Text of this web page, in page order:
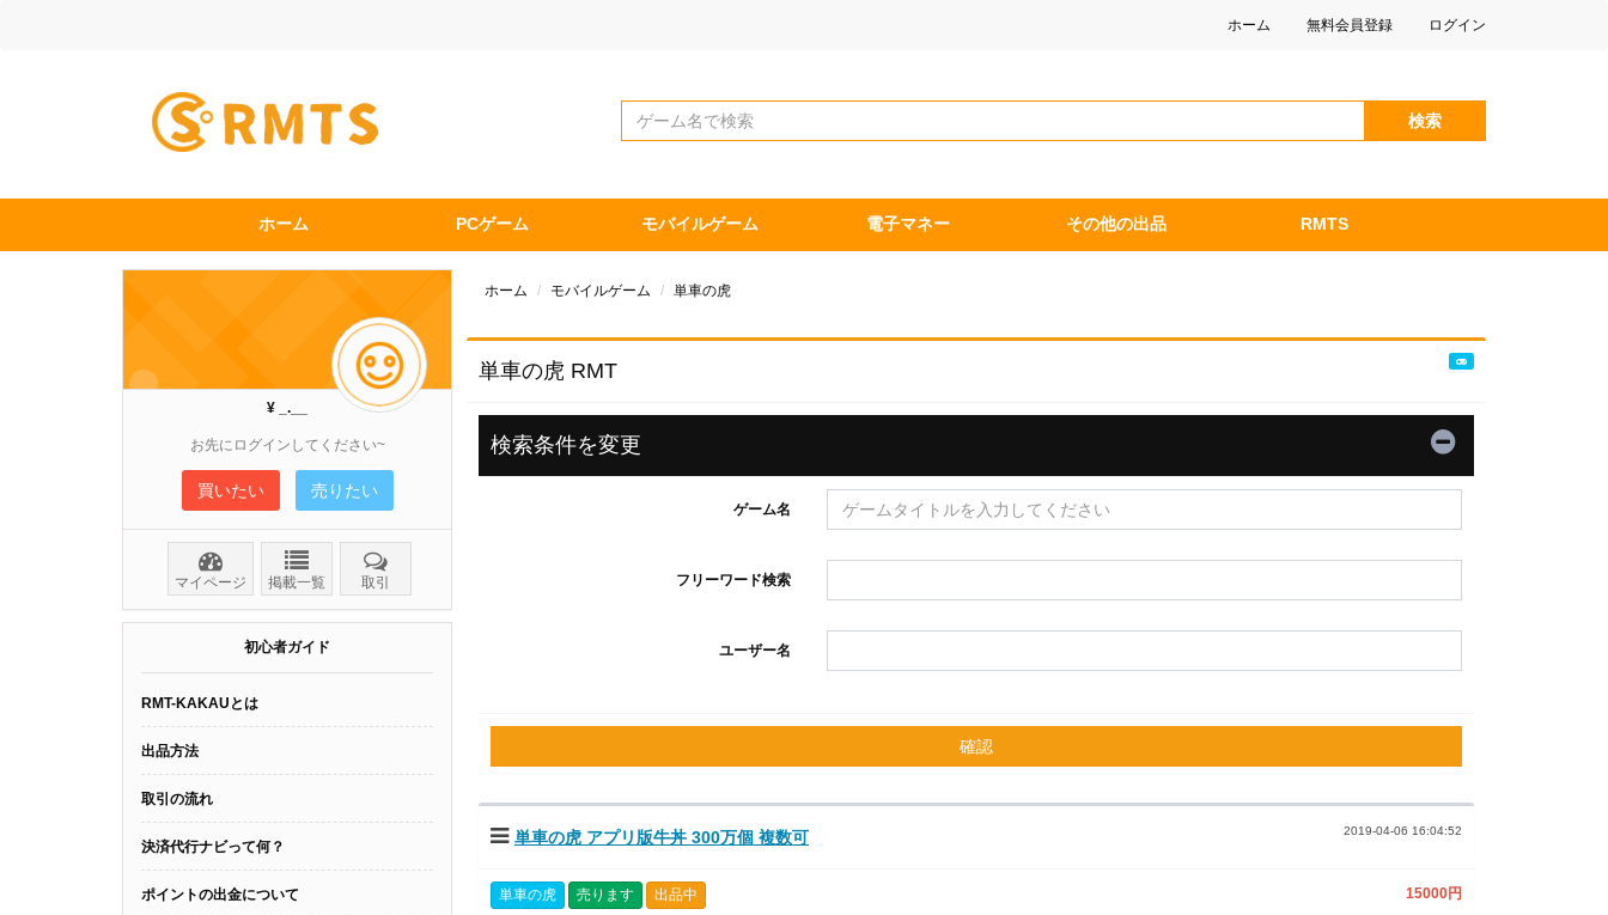
ホーム 無料会員登録 ログイン
検索
ホーム PCゲーム モバイルゲーム 電子マネー その他の出品 RMTS
¥ _.__
お先にログインしてください~
買いたい 売りたい
マイページ 掲載一覧 取引
初心者ガイド
RMT-KAKAUとは
出品方法
取引の流れ
決済代行ナビって何？
ポイントの出金について
ホーム モバイルゲーム 単車の虎
単車の虎 RMT
検索条件を変更
ゲーム名
フリーワード検索
ユーザー名
確認
単車の虎 アプリ版牛丼 300万個 複数可 2019-04-06 16:04:52
単車の虎 売ります 出品中 15000円